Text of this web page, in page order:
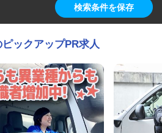
検索条件を保存
ックアップPR求人